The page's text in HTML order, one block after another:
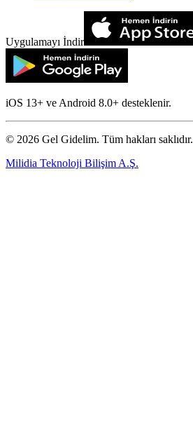
Uygulamayı İndir
iOS 13+ ve Android 8.0+ desteklenir.
© 2026 Gel Gidelim. Tüm hakları saklıdır.
Milidia Teknoloji Bilişim A.Ş.